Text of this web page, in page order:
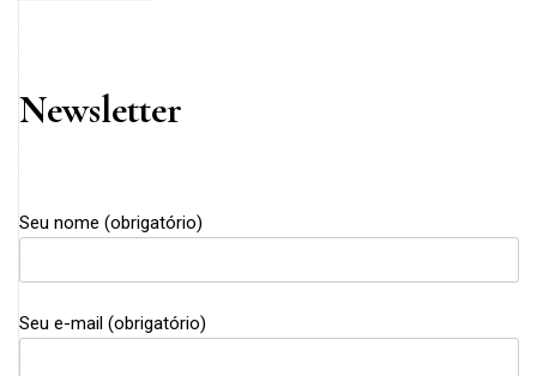
Newsletter
Seu nome (obrigatório)
Seu e-mail (obrigatório)